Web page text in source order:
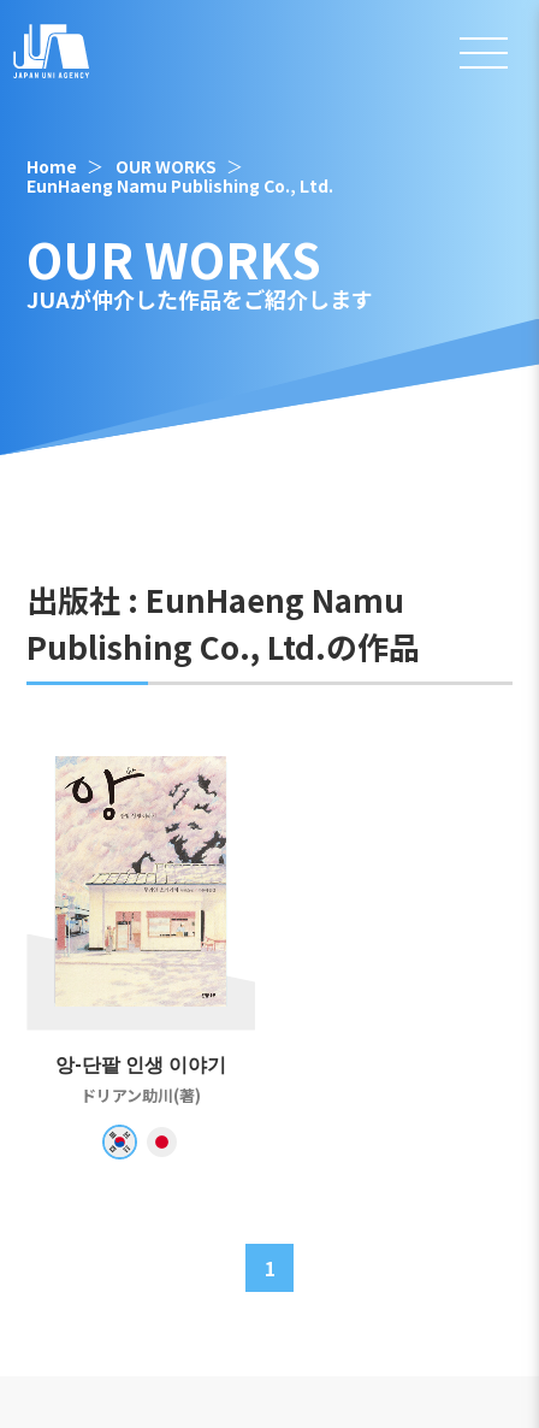
Home
OUR WORKS
EunHaeng Namu Publishing Co., Ltd.
OUR WORKS
JUAが仲介した作品をご紹介します
出版社 : EunHaeng Namu
Publishing Co., Ltd.の作品
앙-단팥 인생 이야기
ドリアン助川(著)
1